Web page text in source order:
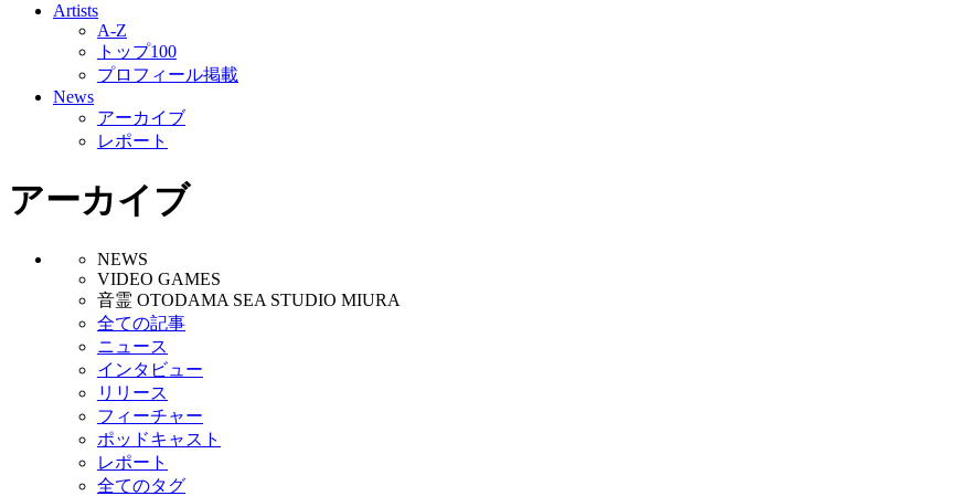
Artists
A-Z
トップ100
プロフィール掲載
News
アーカイブ
レポート
アーカイブ
NEWS
VIDEO GAMES
音霊 OTODAMA SEA STUDIO MIURA
全ての記事
ニュース
インタビュー
リリース
フィーチャー
ポッドキャスト
レポート
全てのタグ